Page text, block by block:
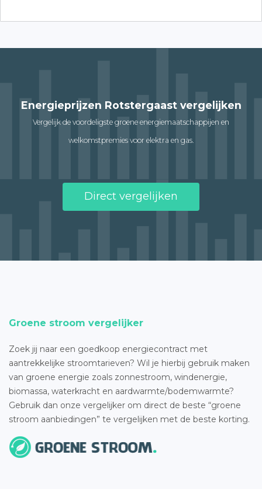
Energieprijzen Rotstergaast vergelijken
Vergelijk de voordeligste groene energiemaatschappijen en
welkomstpremies voor elektra en gas.
Direct vergelijken
Groene stroom vergelijker
Zoek jij naar een goedkoop energiecontract met
aantrekkelijke stroomtarieven? Wil je hierbij gebruik maken
van groene energie zoals zonnestroom, windenergie,
biomassa, waterkracht en aardwarmte/bodemwarmte?
Gebruik dan onze vergelijker om direct de beste “groene
stroom aanbiedingen” te vergelijken met de beste korting.